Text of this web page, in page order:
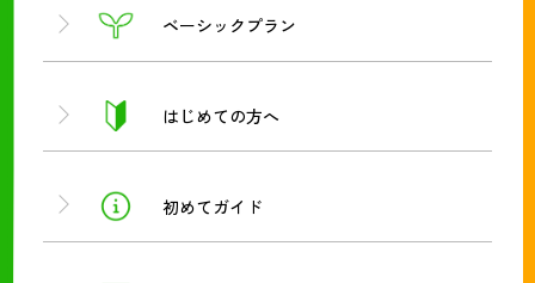
ベーシックプラン
はじめての方へ
初めてガイド